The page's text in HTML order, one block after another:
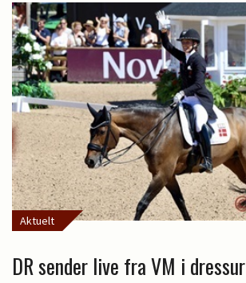
Aktuelt
DR sender live fra VM i dressur